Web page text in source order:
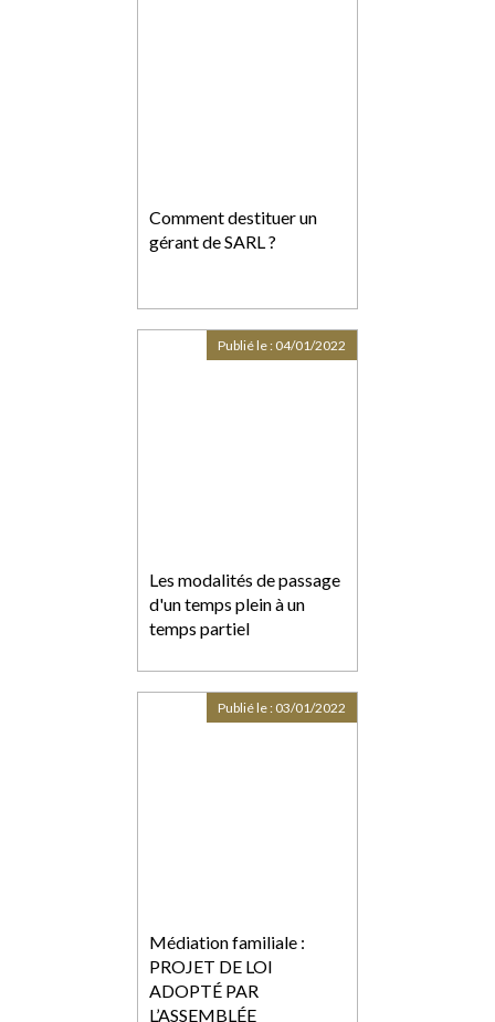
Comment destituer un
gérant de SARL ?
Les modalités de passage
d'un temps plein à un
temps partiel
Publié le : 04/01/2022
Médiation familiale :
PROJET DE LOI
ADOPTÉ PAR
L’ASSEMBLÉE
Publié le : 03/01/2022